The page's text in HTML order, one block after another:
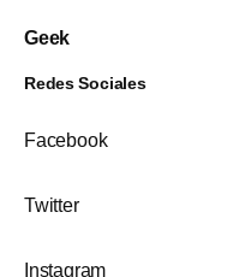
Geek
Redes Sociales
Facebook
Twitter
Instagram